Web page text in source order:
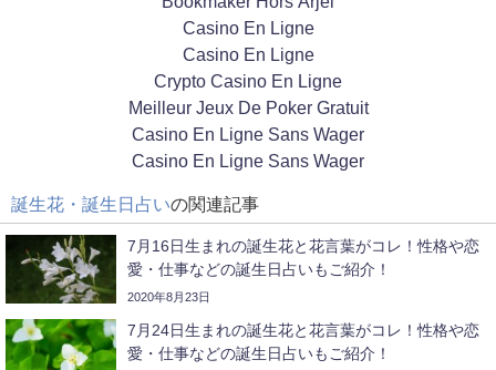
Casino En Ligne
Casino En Ligne
Crypto Casino En Ligne
Meilleur Jeux De Poker Gratuit
Casino En Ligne Sans Wager
Casino En Ligne Sans Wager
誕生花・誕生日占いの関連記事
7月16日生まれの誕生花と花言葉がコレ！性格や恋
愛・仕事などの誕生日占いもご紹介！
2020年8月23日
7月24日生まれの誕生花と花言葉がコレ！性格や恋
愛・仕事などの誕生日占いもご紹介！